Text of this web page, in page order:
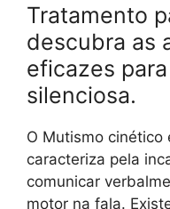
Tratamento
descubra as
eficazes
silenciosa.
O Mutismo cinético
caracteriza pela
comunicar
motor na fala.